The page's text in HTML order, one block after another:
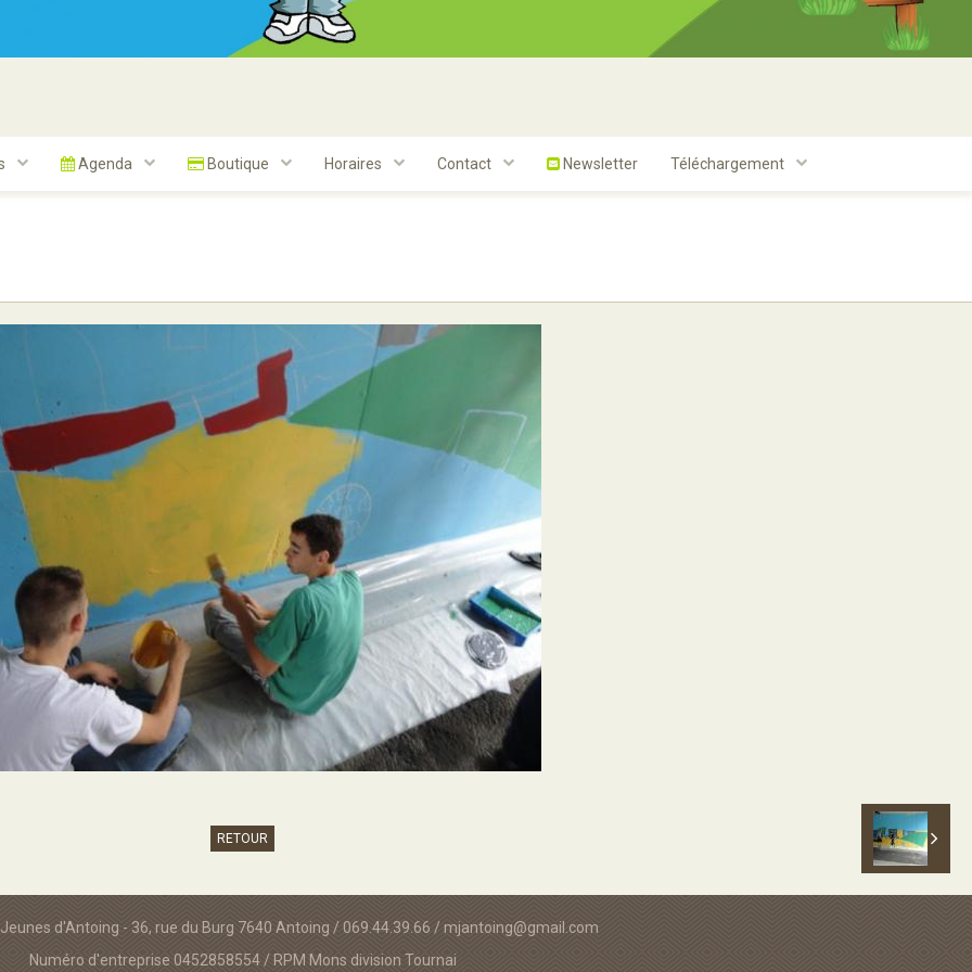
Agenda Boutique Horaires Contact Newsletter Téléchargement
RETOUR
d'Antoing - 36, rue du Burg 7640 Antoing / 069.44.39.66 / mjantoing@gmail.com
Numéro d'entreprise 0452858554 / RPM Mons division Tournai